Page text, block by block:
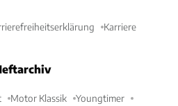
Karriere
Motor Klassik Youngtimer